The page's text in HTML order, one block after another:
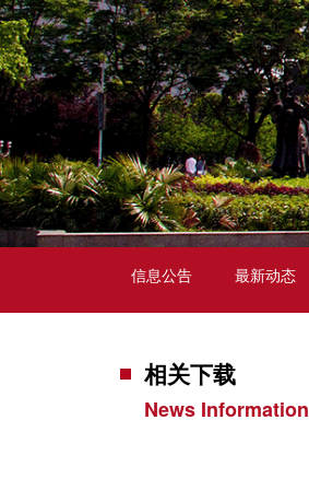
信息公告 最新动态
相关下载
News Information